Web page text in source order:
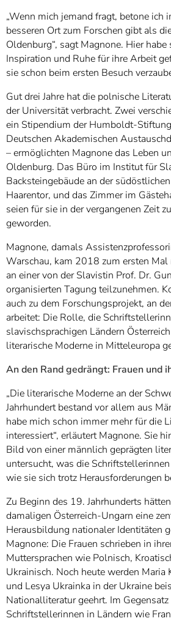
„Wenn mich jemand fragt, betone ich
besseren Ort zum Forschen gibt als
Oldenburg“, sagt Magnone. Hier
Inspiration und Ruhe für ihre Arbeit
sie schon beim ersten Besuch
Gut drei Jahre hat die polnische
der Universität verbracht. Zwei
ein Stipendium der Humboldt-
Deutschen Akademischen
– ermöglichten Magnone das Leben
Oldenburg. Das Büro im Institut für
Backsteingebäude an der
Haarentor, und das Zimmer im
seien für sie in der vergangenen Zeit
geworden.
Magnone, damals
Warschau, kam 2018 zum ersten Mal
an einer von der Slavistin Prof. Dr.
organisierten Tagung teilzunehmen.
auch zu dem Forschungsprojekt, an
arbeitet: Die Rolle, die
slavischsprachigen Ländern
literarische Moderne in Mitteleuropa
An den Rand gedrängt: Frauen und
„Die literarische Moderne an der
Jahrhundert bestand vor allem aus
habe mich schon immer mehr für die
interessiert“, erläutert Magnone. Sie
Bild von einer männlich geprägten
untersucht, was die
wie sie sich trotz Herausforderungen
Zu Beginn des 19. Jahrhunderts
damaligen Österreich-Ungarn eine
Herausbildung nationaler Identitäten
Magnone: Die Frauen schrieben in
Muttersprachen wie Polnisch,
Ukrainisch. Noch heute werden Maria
und Lesya Ukrainka in der Ukraine
Nationalliteratur geehrt. Im
Schriftstellerinnen in Ländern wie